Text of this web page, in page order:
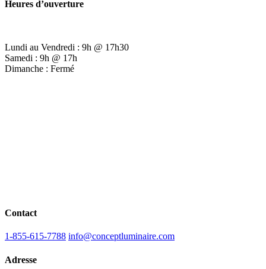
Heures d’ouverture
Lundi au Vendredi : 9h @ 17h30
Samedi : 9h @ 17h
Dimanche : Fermé
Contact
1-855-615-7788 info@conceptluminaire.com
Adresse